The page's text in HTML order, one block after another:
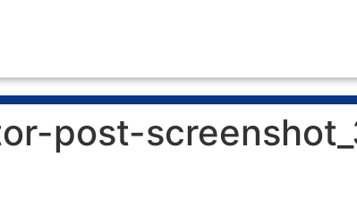
post-